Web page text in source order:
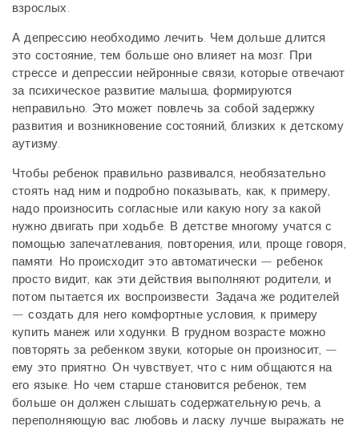
взрослых.
А депрессию необходимо лечить. Чем дольше длится
это состояние, тем больше оно влияет на мозг. При
стрессе и депрессии нейронные связи, которые отвечают
за психическое развитие малыша, формируются
неправильно. Это может повлечь за собой задержку
развития и возникновение состояний, близких к детскому
аутизму.
Чтобы ребенок правильно развивался, необязательно
стоять над ним и подробно показывать, как, к примеру,
надо произносить согласные или какую ногу за какой
нужно двигать при ходьбе. В детстве многому учатся с
помощью запечатлевания, повторения, или, проще говоря,
памяти. Но происходит это автоматически — ребенок
просто видит, как эти действия выполняют родители, и
потом пытается их воспроизвести. Задача же родителей
— создать для него комфортные условия, к примеру
купить манеж или ходунки. В грудном возрасте можно
повторять за ребенком звуки, которые он произносит, —
ему это приятно. Он чувствует, что с ним общаются на
его языке. Но чем старше становится ребенок, тем
больше он должен слышать содержательную речь, а
переполняющую вас любовь и ласку лучше выражать не